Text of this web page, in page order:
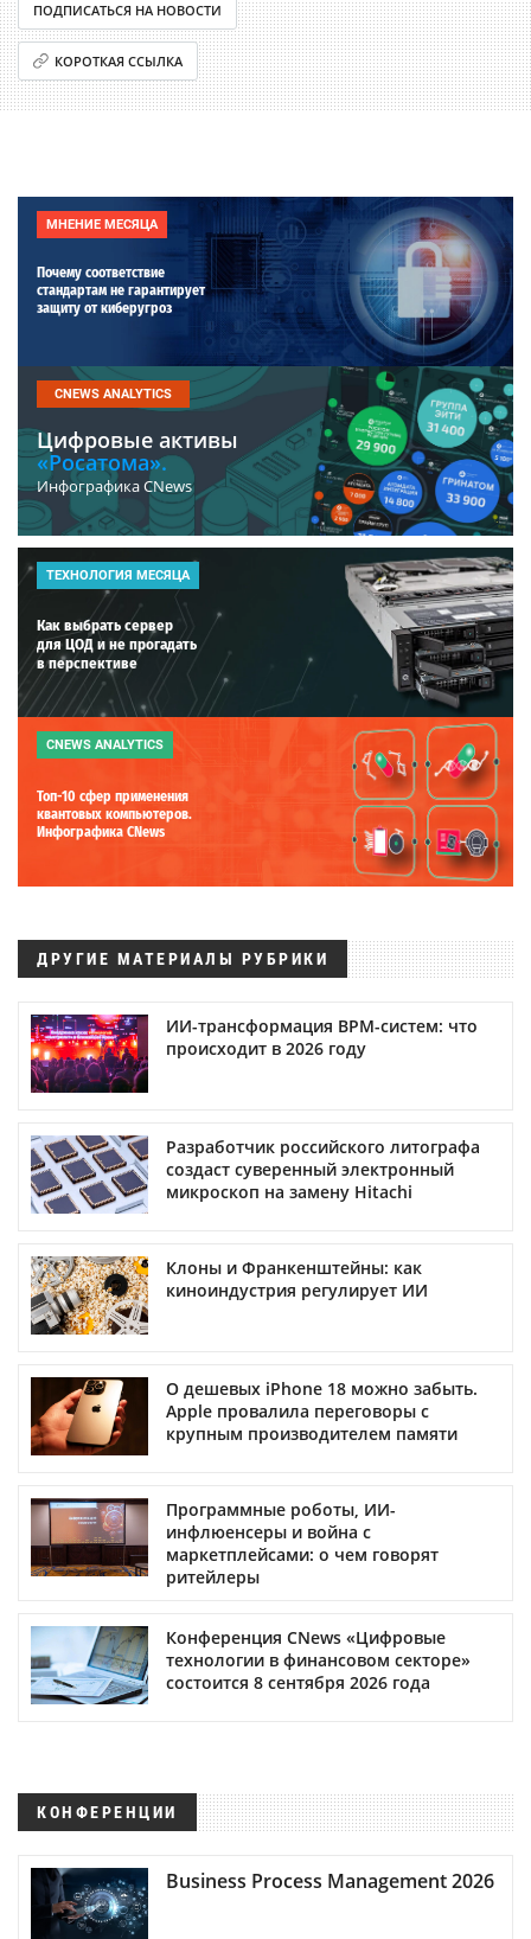
ПОДПИСАТЬСЯ НА НОВОСТИ
КОРОТКАЯ ССЫЛКА
МНЕНИЕ МЕСЯЦА
Почему соответствие
стандартам не гарантирует
защиту от киберугроз
CNEWS ANALYTICS
Цифровые активы
«Росатома».
Инфографика CNews
ТЕХНОЛОГИЯ МЕСЯЦА
Как выбрать сервер
для ЦОД и не прогадать
в перспективе
CNEWS ANALYTICS
Топ-10 сфер применения
квантовых компьютеров.
Инфографика CNews
ДРУГИЕ МАТЕРИАЛЫ РУБРИКИ
ИИ-трансформация BPM-систем: что
происходит в 2026 году
Разработчик российского литографа
создаст суверенный электронный
микроскоп на замену Hitachi
Клоны и Франкенштейны: как
киноиндустрия регулирует ИИ
О дешевых iPhone 18 можно забыть.
Apple провалила переговоры с
крупным производителем памяти
Программные роботы, ИИ-
инфлюенсеры и война с
маркетплейсами: о чем говорят
ритейлеры
Конференция CNews «Цифровые
технологии в финансовом секторе»
состоится 8 сентября 2026 года
КОНФЕРЕНЦИИ
Business Process Management 2026